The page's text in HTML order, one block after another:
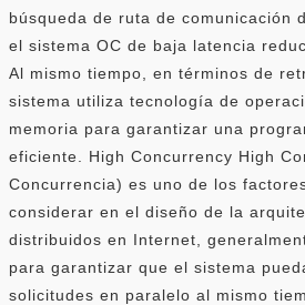
búsqueda de ruta de comunicación
el sistema OC de baja latencia
Al mismo tiempo, en términos de
sistema utiliza tecnología de
memoria para garantizar una
eficiente. High Concurrency High
Concurrencia) es uno de los
considerar en el diseño de la
distribuidos en Internet,
para garantizar que el sistema
solicitudes en paralelo al mismo